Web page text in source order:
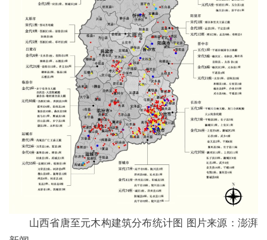
山西省唐至元木构建筑分布统计图 图片来源：澎湃